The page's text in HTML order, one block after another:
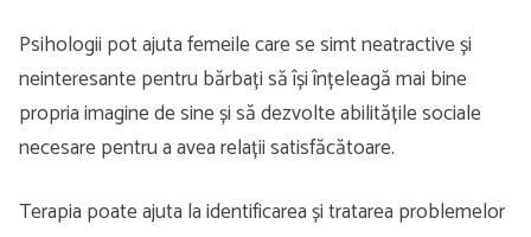
Psihologii pot ajuta femeile care se simt neatractive și
neinteresante pentru bărbați să își înțeleagă mai bine
propria imagine de sine și să dezvolte abilitățile sociale
necesare pentru a avea relații satisfăcătoare.
Terapia poate ajuta la identificarea și tratarea problemelor